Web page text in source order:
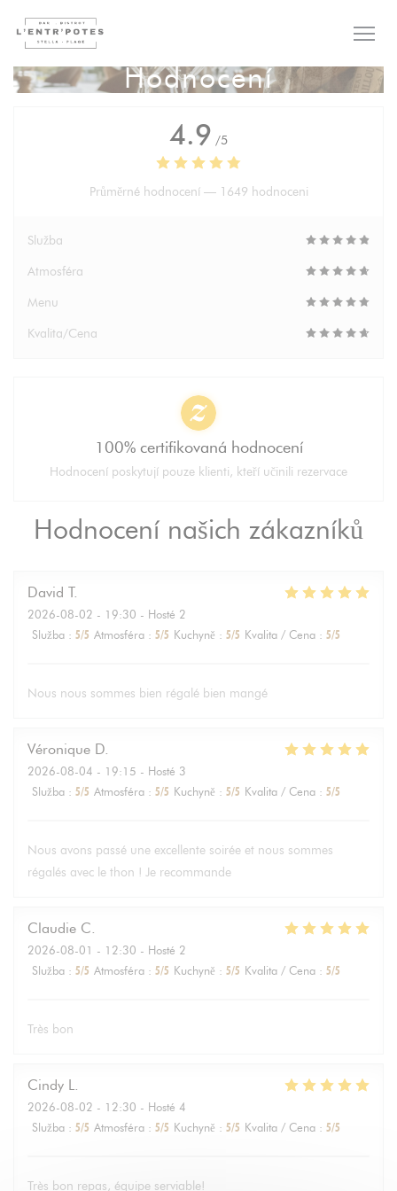
Hodnocení
Hodnocení našich zákazníků
David T
2026-08-02 - 19:30 - Hosté 2
Služba : 5/5 Atmosféra : 5/5 Kuchyně : 5/5 Kvalita / Cena : 5/5
Nous nous sommes bien régalé bien mangé
Véronique D
2026-08-04 - 19:15 - Hosté 3
Služba : 5/5 Atmosféra : 5/5 Kuchyně : 5/5 Kvalita / Cena : 5/5
Nous avons passé une excellente soirée et nous sommes
régalés avec le thon ! Je recommande
Claudie C
2026-08-01 - 12:30 - Hosté 2
Služba : 5/5 Atmosféra : 5/5 Kuchyně : 5/5 Kvalita / Cena : 5/5
Très bon
Cindy L
2026-08-02 - 12:30 - Hosté 4
Služba : 5/5 Atmosféra : 5/5 Kuchyně : 5/5 Kvalita / Cena : 5/5
Très bon repas, équipe serviable!
4.9 /5
Průměrné hodnocení — 1649 hodnoceni
Služba
Atmosféra
Menu
Kvalita/Cena
100% certifikovaná hodnocení
Hodnocení poskytují pouze klienti, kteří učinili rezervace